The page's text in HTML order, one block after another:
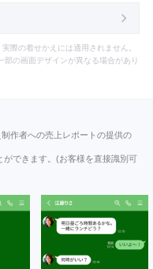
際の着せかえには適用されません。
の画面デザインが異なる場合があり
作者への売上レポートの提供の
できます。(お客様を直接識別可